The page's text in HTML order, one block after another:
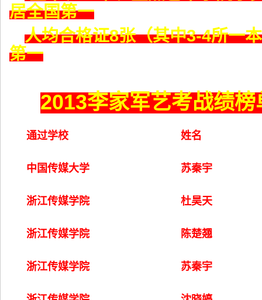
居全国第一
人均合格证8张（其中3-4所一
第一
2013李家军艺考战绩
通过学校 姓名
中国传媒大学 苏秦宇
浙江传媒学院 杜昊天
浙江传媒学院 陈楚翘
浙江传媒学院 苏秦宇